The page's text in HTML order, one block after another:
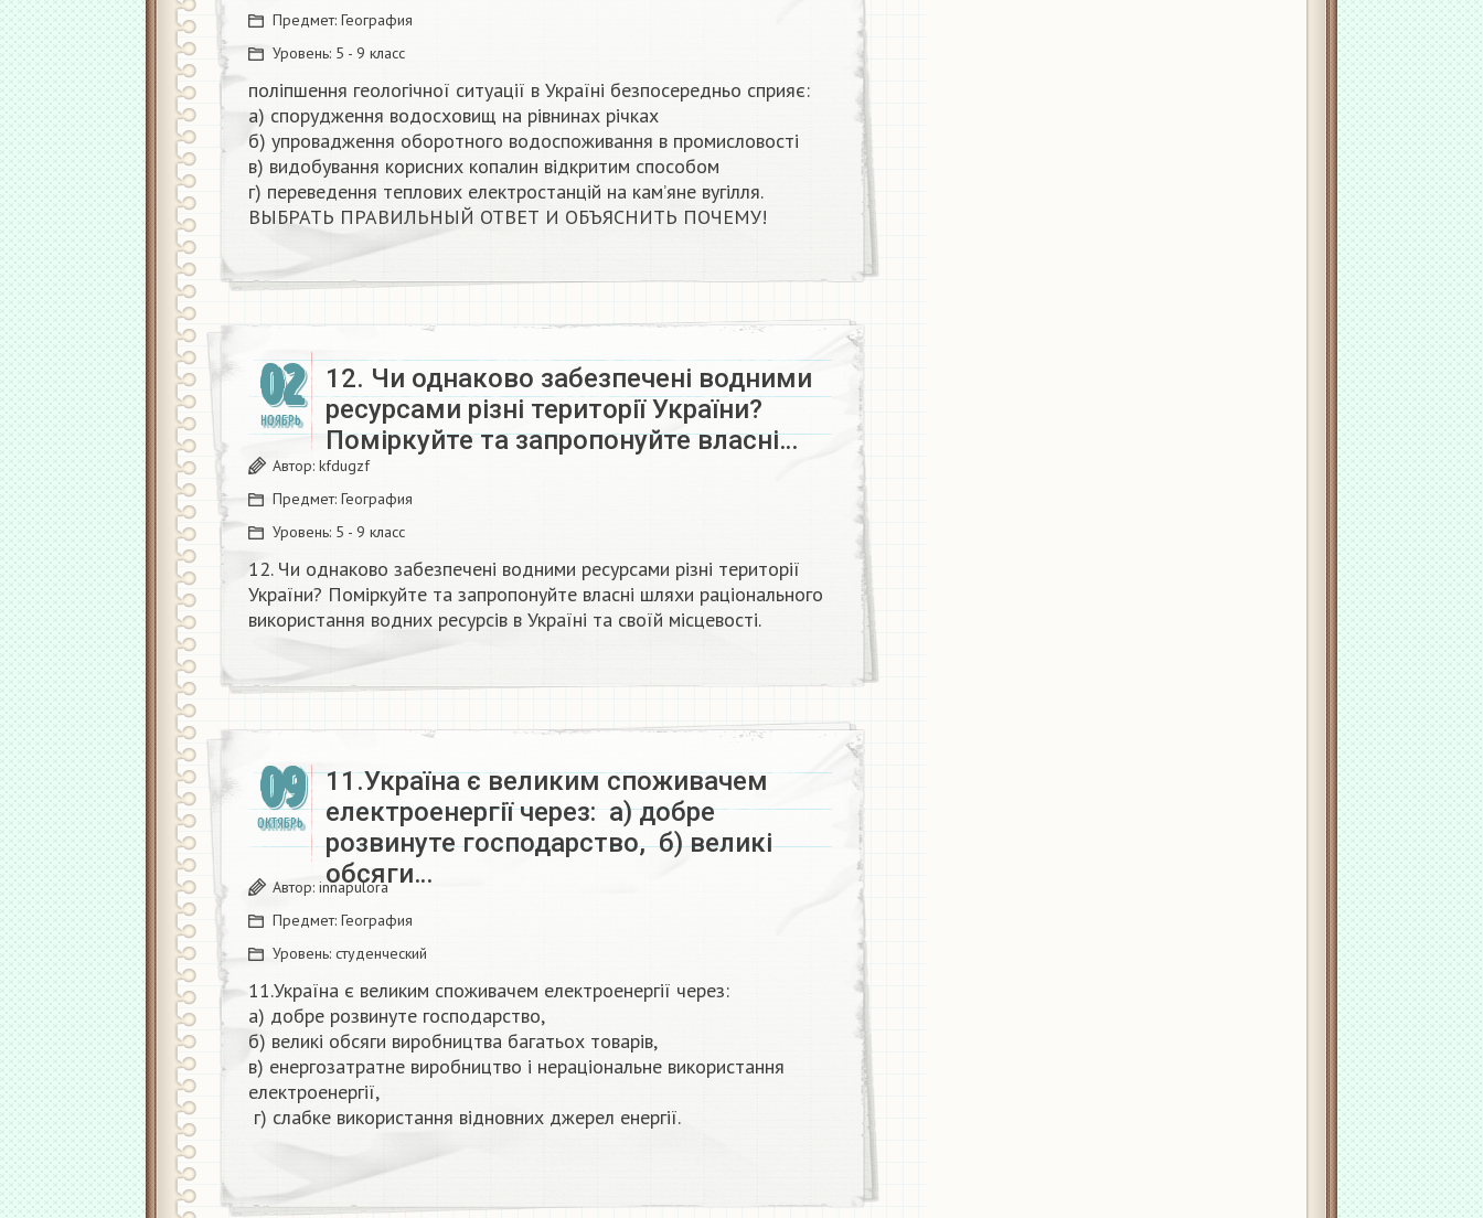
Предмет: География
Уровень: 5 - 9 класс
поліпшення геологічної ситуації в Україні безпосередньо сприяє:
а) спорудження водосховищ на рівнинах річках
б) упровадження оборотного водоспоживання в промисловості
в) видобування корисних копалин відкритим способом
г) переведення теплових електростанцій на кам’яне вугілля.
ВЫБРАТЬ ПРАВИЛЬНЫЙ ОТВЕТ И ОБЪЯСНИТЬ ПОЧЕМУ! ​
02
НОЯБРЬ
12. Чи однаково забезпечені водними
ресурсами різні території України?
Поміркуйте та запропонуйте власні…
Автор: kfdugzf
Предмет: География
Уровень: 5 - 9 класс
12. Чи однаково забезпечені водними ресурсами різні території
України? Поміркуйте та запропонуйте власні шляхи раціонального
використання водних ресурсів в Україні та своїй місцевості.​
09
ОКТЯБРЬ
11.Україна є великим споживачем
електроенергії через: а) добре
розвинуте господарство, б) великі
обсяги…
Автор: innapulora
Предмет: География
Уровень: студенческий
11.Україна є великим споживачем електроенергії через:
а) добре розвинуте господарство,
б) великі обсяги виробництва багатьох товарів,
в) енергозатратне виробництво і нераціональне використання
електроенергії,
г) слабке використання відновних джерел енергії.